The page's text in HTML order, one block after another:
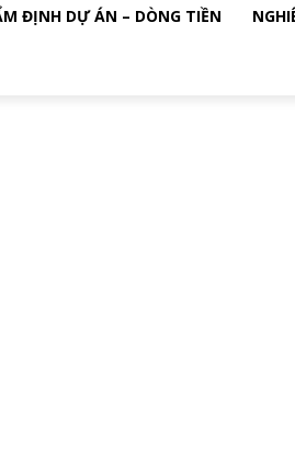
ĐỊNH DỰ ÁN – DÒNG TIỀN